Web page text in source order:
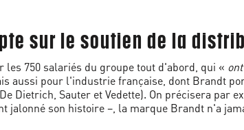
sur le soutien de la
les 750 salariés du groupe tout d'abord, qui «
aussi pour l'industrie française, dont Brandt
Dietrich, Sauter et Vedette). On précisera par
jalonné son histoire –, la marque Brandt n'a